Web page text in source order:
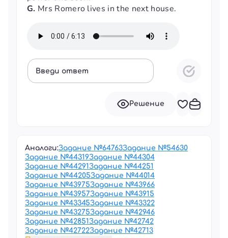
G. Mrs Romero lives in the next house.
Введи ответ
Решение
Аналоги:Задание №64763Задание №54630
Задание №44319Задание №44304
Задание №44291Задание №44251
Задание №44205Задание №44014
Задание №43975Задание №43966
Задание №43957Задание №43915
Задание №43345Задание №43322
Задание №43275Задание №42946
Задание №42851Задание №42742
Задание №42722Задание №42713